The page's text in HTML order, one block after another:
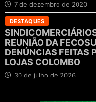
7 de dezembro de 2020
DESTAQUES
REUNIÃO DA
DENÚNCIAS FEITAS
LOJAS COLOMBO
30 de julho de 2026